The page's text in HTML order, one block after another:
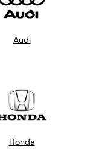
Audi
Honda